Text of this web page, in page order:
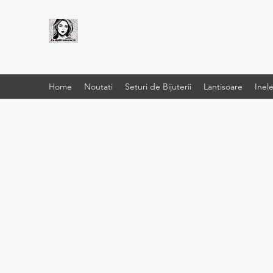
Home Noutati Seturi de Bijuterii Lantisoare Inele